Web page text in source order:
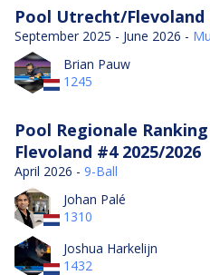
Pool Utrecht/Flevoland
September 2025 - June 2026 -
Brian Pauw
1245
Pool Regionale
Flevoland #4 2025/2026
April 2026 - 9-Ball
Johan Palé
1310
Joshua Harkelijn
1432